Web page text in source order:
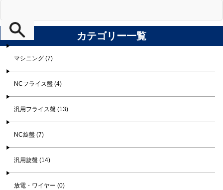
カテゴリー一覧
マシニング (7)
NCフライス盤 (4)
汎用フライス盤 (13)
NC旋盤 (7)
汎用旋盤 (14)
放電・ワイヤー (0)